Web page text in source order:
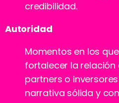
credibilidad.
Autoridad
Momentos en los
fortalecer la relación
partners o
narrativa sólida y